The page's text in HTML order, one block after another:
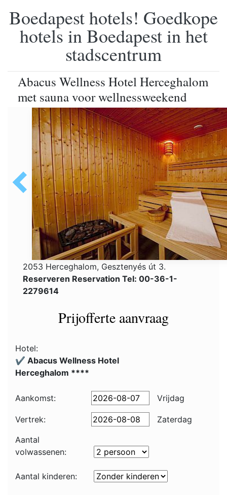
Boedapest hotels! Goedkope
hotels in Boedapest in het
stadscentrum
Abacus Wellness Hotel Herceghalom
met sauna voor wellnessweekend
2053 Herceghalom, Gesztenyés út 3.
Reserveren Reservation Tel: 00-36-1-
2279614
Prijofferte aanvraag
Hotel:
✔️ Abacus Wellness Hotel
Herceghalom ****
Aankomst: Vrijdag
Vertrek:
Zaterdag
Aantal
volwassenen:
Aantal kinderen: